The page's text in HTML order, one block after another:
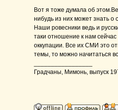
Вот я тоже думала об
нибудь из них может знать о
Наши ровесники ведь и
таки отношение к нам
оккупации. Все их СМИ это
темы, то можно начитаться
Градчаны, Мимонь, выпуск